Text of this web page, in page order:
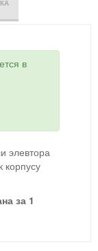
в
элевтора
корпусу
за 1